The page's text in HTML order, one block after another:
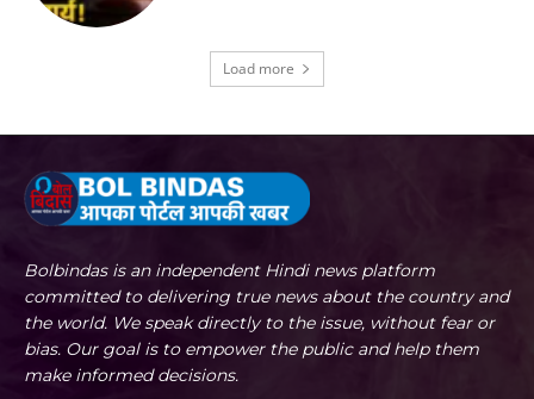
Load more
Bolbindas is an independent Hindi news platform
committed to delivering true news about the country and
the world. We speak directly to the issue, without fear or
bias. Our goal is to empower the public and help them
make informed decisions.